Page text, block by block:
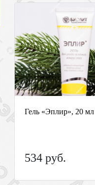
Гель «Эплир», 20 мл
534 руб.